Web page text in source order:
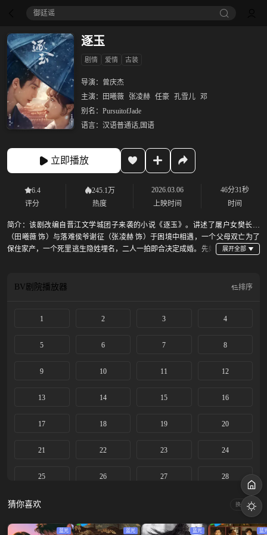
御廷谣‎
逐玉
剧情 爱情 古装
导演： 曾庆杰
主演：
田曦薇 张凌赫 任豪 孔雪儿 邓
别名： PursuitofJade
语言： 汉语普通话,国语
立即播放
6.4
评分
245.1万
热度
2026.03.06
上映时间
46分31秒
时间
简介：该剧改编自晋江文学城团子来袭的小说《逐玉》。讲述了屠户女樊长玉
（田曦薇 饰）与落难侯爷谢征（张凌赫 饰）于困境中相遇，一个父母双亡为了
保住家产，一个死里逃生隐姓埋名，二人一拍即合决定成婚。先婚
BV剧院播放器 排序
1 2 3 4
5 6 7 8
9 10 11 12
13 14 15 16
17 18 19 20
21 22 23 24
25 26 27 28
29
33 34 35 36
猜你喜欢 换一换
蓝光 蓝光 蓝光 蓝